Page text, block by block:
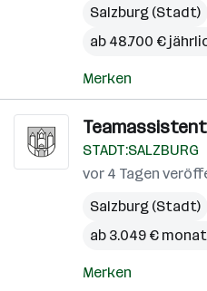
Salzburg (Stadt)
ab 48.700 €
Merken
STADT:SALZBURG
vor 4 Tagen
Salzburg (Stadt)
ab 3.049 €
Merken